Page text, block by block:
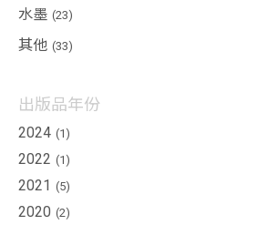
關於創辦人
服務項目
展
專
區
水墨 (23)
其他 (33)
出版品年份
2024 (1)
2022 (1)
2021 (5)
2020 (2)